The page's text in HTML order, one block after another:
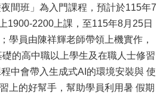
間班」為入門課程，預計於115年7
1900-2200上課，至115年8月25日
學員由陳祥輝老師帶領上機實作，
的高中職以上學生及在職人士修習
中會帶入生成式AI的環境安裝與 使
上的好幫手，幫助學員利用暑 假期